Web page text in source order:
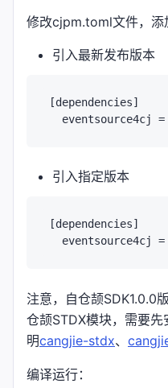
修改cjpm.toml文件，添
引入最新发布版本
[dependencies]
引入指定版本
[dependencies]
注意，自仓颉SDK1.0.0
仓颉STDX模块，需要
明cangjie-stdx、
编译运行：